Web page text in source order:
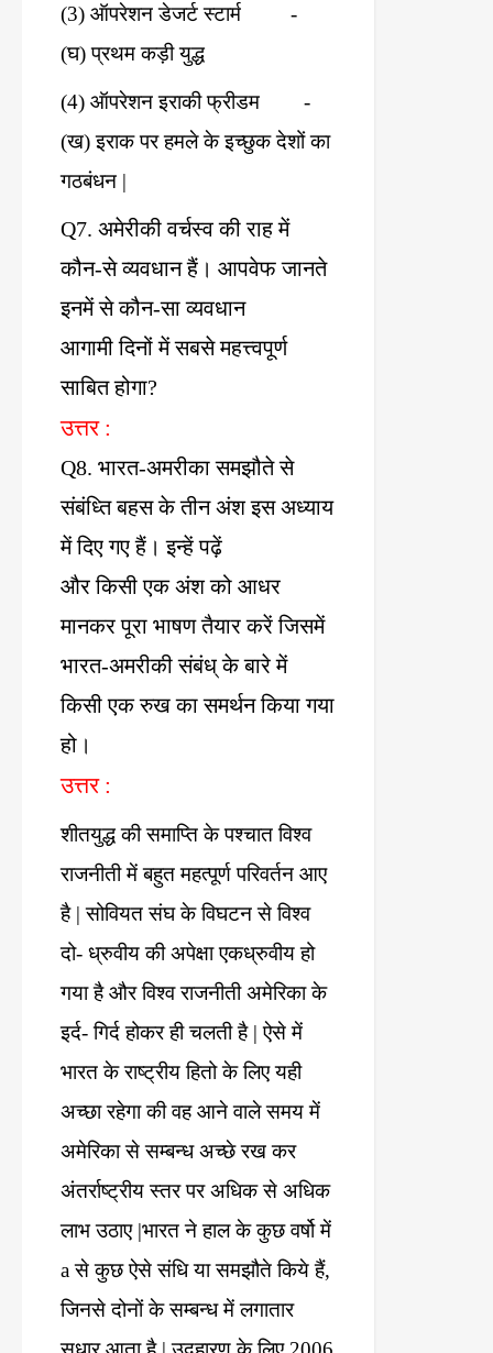
(3) ऑपरेशन डेजर्ट स्टार्म -
(घ)प्रथम कड़ी युद्ध
(4) ऑपरेशन इराकी फ्रीडम -
(ख)इराक पर हमले के इच्छुक देशों का
गठबंधन |
Q7. अमेरीकी वर्चस्व की राह में
कौन-से व्यवधान हैं। आपवेफ जानते
इनमें से कौन-सा व्यवधान
आगामी दिनों में सबसे महत्त्वपूर्ण
साबित होगा?
उत्तर:
Q8. भारत-अमरीका समझौते से
संबंध्ति बहस के तीन अंश इस अध्याय
में दिए गए हैं। इन्हें पढ़ें
और किसी एक अंश को आधर
मानकर पूरा भाषण तैयार करें जिसमें
भारत-अमरीकी संबंध् के बारे में
किसी एक रुख का समर्थन किया गया
हो।
उत्तर:
शीतयुद्ध की समाप्ति के पश्चात विश्व
राजनीती में बहुत महत्पूर्ण परिवर्तन आए
है|सोवियत संघ के विघटन से विश्व
दो- ध्रुवीय की अपेक्षा एकध्रुवीय हो
गया है और विश्व राजनीती अमेरिका के
इर्द-गिर्द होकर ही चलती है|ऐसे में
भारत के राष्ट्रीय हितो के लिए यही
अच्छा रहेगा की वह आने वाले समय में
अमेरिका से सम्बन्ध अच्छे रख कर
अंतर्राष्ट्रीय स्तर पर अधिक से अधिक
लाभ उठाए|भारत ने हाल के कुछ वर्षो में
aसे कुछ ऐसे संधि या समझौते किये हैं,
जिनसे दोनों के सम्बन्ध में लगातार